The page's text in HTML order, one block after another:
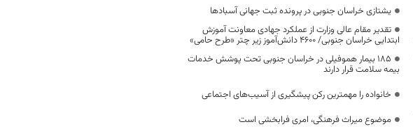
یشتازی خراسان جنوبی در پرونده ثبت جهانی آسبادها
تقدیر مقام عالی وزارت از عملکرد جهادی معاونت آموزش
ابتدایی خراسان جنوبی/ ۴۶۰۰ دانش‌آموز زیر چتر «طرح حامی»
۱۸۵ بیمار هموفیلی در خراسان جنوبی تحت پوشش خدمات
بیمه سلامت قرار دارند
خانواده را مهمترین رکن پیشگیری از آسیب‌های اجتماعی
موضوع میراث فرهنگی، امری فرابخشی است